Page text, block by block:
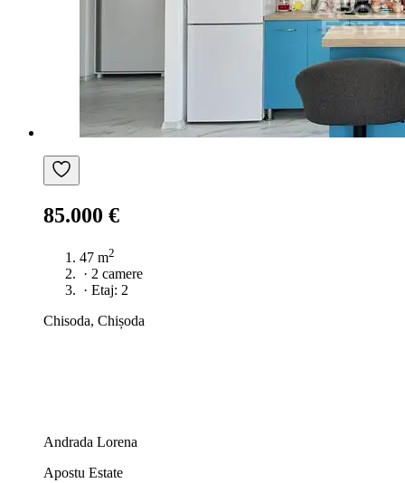
85.000 €
47 m2
· 2 camere
· Etaj: 2
Chisoda, Chișoda
Andrada Lorena
Apostu Estate